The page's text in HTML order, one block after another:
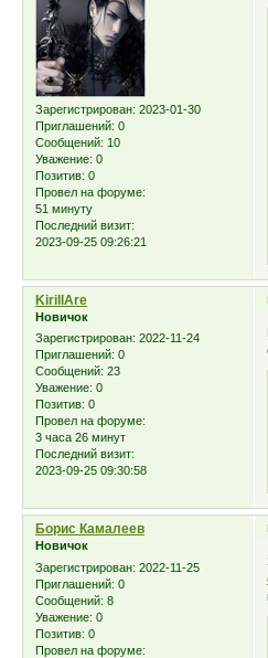
Зарегистрирован: 2023-01-30
Приглашений: 0
Сообщений: 10
Уважение: 0
Позитив: 0
Провел на форуме:
51 минуту
Последний визит:
2023-09-25 09:26:21
KirillAre
Новичок
Зарегистрирован: 2022-11-24
Приглашений: 0
Сообщений: 23
Уважение: 0
Позитив: 0
Провел на форуме:
3 часа 26 минут
Последний визит:
2023-09-25 09:30:58
Борис Камалеев
Новичок
Зарегистрирован: 2022-11-25
Приглашений: 0
Сообщений: 8
Уважение: 0
Позитив: 0
Провел на форуме: